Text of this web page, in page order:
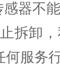
不能
卸，
服务行